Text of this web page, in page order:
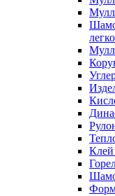
Клей